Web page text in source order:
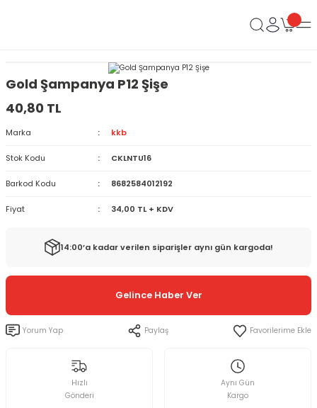
Gold Şampanya P12 Şişe
40,80 TL
Marka kkb
Stok Kodu CKLNTU16
Barkod Kodu 8682584012192
Fiyat 34,00 TL + KDV
14:00’a kadar verilen siparişler aynı gün kargoda!
Gelince Haber Ver
Yorum Yap Paylaş
Hızlı
Gönderi
Aynı Gün
Kargo